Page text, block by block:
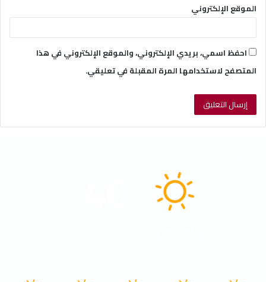
الموقع الإلكتروني
احفظ اسمي، بريدي الإلكتروني، والموقع الإلكتروني في هذا
المتصفح لاستخدامها المرة المقبلة في تعليقي.